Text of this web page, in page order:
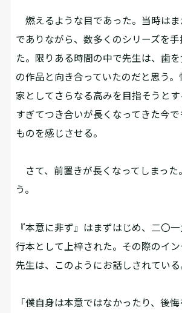
燃えるような目であった。当時は
でありながら、数多くのシリーズを手
た。限りある時間の中で先生は、歯
の作品と向き合っていたのだと思う
家としてさらなる高みを目指そうと
すぎてつき合いが長くなってきた今
ものを感じさせる。
さて、前置きが長くなってしまった
う。
『本意に非ず』はまずはじめ、二〇
行本として上梓された。その際のイ
先生は、このようにお話しされている
「僕自身は本意ではなかったり、後